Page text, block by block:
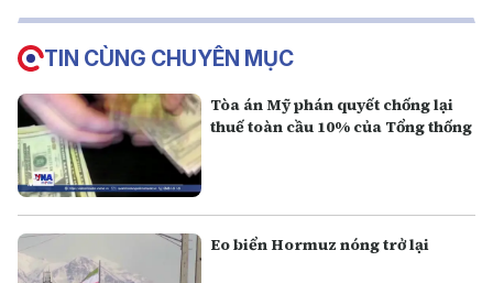
TIN CÙNG CHUYÊN MỤC
Tòa án Mỹ phán quyết chống lại
thuế toàn cầu 10% của Tổng thống
Eo biển Hormuz nóng trở lại